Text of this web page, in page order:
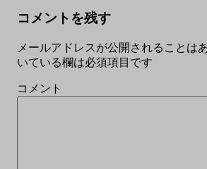
コメントを残す
メールアドレスが公開されることは
いている欄は必須項目です
コメント